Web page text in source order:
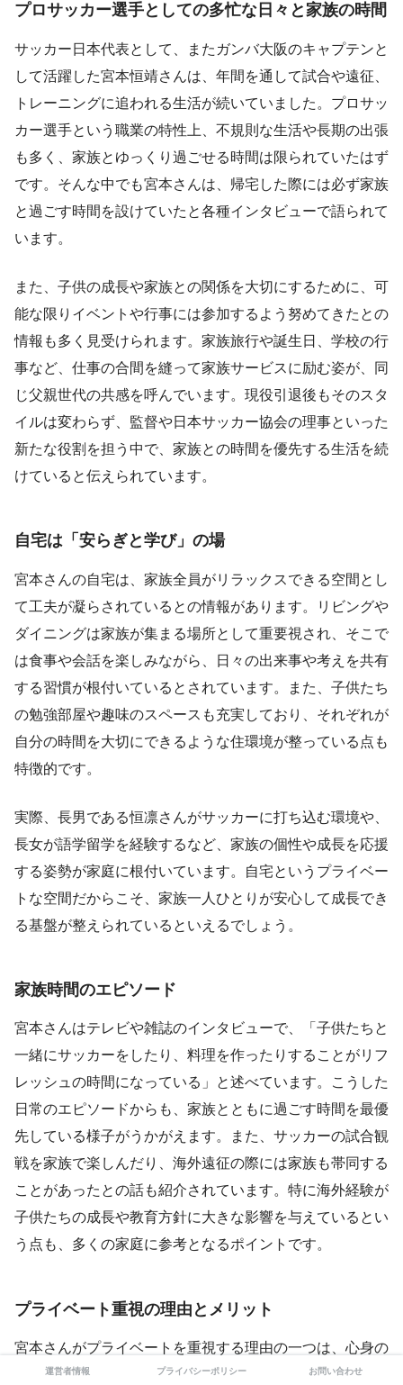
プロサッカー選手としての多忙な日々と家族の時間
サッカー日本代表として、またガンバ大阪のキャプテンと
して活躍した宮本恒靖さんは、年間を通して試合や遠征、
トレーニングに追われる生活が続いていました。プロサッ
カー選手という職業の特性上、不規則な生活や長期の出張
も多く、家族とゆっくり過ごせる時間は限られていたはず
です。そんな中でも宮本さんは、帰宅した際には必ず家族
と過ごす時間を設けていたと各種インタビューで語られて
います。
また、子供の成長や家族との関係を大切にするために、可
能な限りイベントや行事には参加するよう努めてきたとの
情報も多く見受けられます。家族旅行や誕生日、学校の行
事など、仕事の合間を縫って家族サービスに励む姿が、同
じ父親世代の共感を呼んでいます。現役引退後もそのスタ
イルは変わらず、監督や日本サッカー協会の理事といった
新たな役割を担う中で、家族との時間を優先する生活を続
けていると伝えられています。
自宅は「安らぎと学び」の場
宮本さんの自宅は、家族全員がリラックスできる空間とし
て工夫が凝らされているとの情報があります。リビングや
ダイニングは家族が集まる場所として重要視され、そこで
は食事や会話を楽しみながら、日々の出来事や考えを共有
する習慣が根付いているとされています。また、子供たち
の勉強部屋や趣味のスペースも充実しており、それぞれが
自分の時間を大切にできるような住環境が整っている点も
特徴的です。
実際、長男である恒凛さんがサッカーに打ち込む環境や、
長女が語学留学を経験するなど、家族の個性や成長を応援
する姿勢が家庭に根付いています。自宅というプライベー
トな空間だからこそ、家族一人ひとりが安心して成長でき
る基盤が整えられているといえるでしょう。
家族時間のエピソード
宮本さんはテレビや雑誌のインタビューで、「子供たちと
一緒にサッカーをしたり、料理を作ったりすることがリフ
レッシュの時間になっている」と述べています。こうした
日常のエピソードからも、家族とともに過ごす時間を最優
先している様子がうかがえます。また、サッカーの試合観
戦を家族で楽しんだり、海外遠征の際には家族も帯同する
ことがあったとの話も紹介されています。特に海外経験が
子供たちの成長や教育方針に大きな影響を与えているとい
う点も、多くの家庭に参考となるポイントです。
プライベート重視の理由とメリット
宮本さんがプライベートを重視する理由の一つは、心身の
リフレッシュや家族の安心感にあると考えられます。スポ
運営者情報 プライバシーポリシー お問い合わせ